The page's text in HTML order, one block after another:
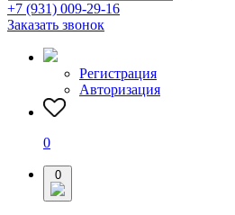
+7 (931) 009-29-16
Заказать звонок
Регистрация
Авторизация
0
0